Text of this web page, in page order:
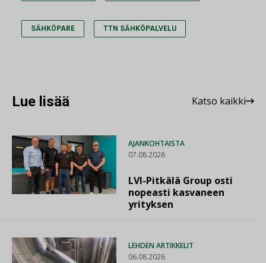
SÄHKÖPARE TTN SÄHKÖPALVELU
Lue lisää Katso kaikki
AJANKOHTAISTA
07.08.2026
LVI-Pitkälä Group osti
nopeasti kasvaneen
yrityksen
LEHDEN ARTIKKELIT
06.08.2026